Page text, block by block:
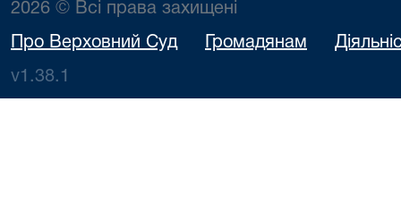
2026 © Всі права захищені
Про Верховний Суд Громадянам
v1.38.1